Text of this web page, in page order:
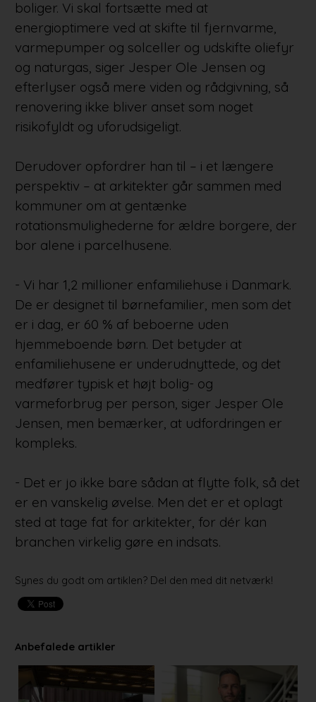
boliger. Vi skal fortsætte med at
energioptimere ved at skifte til fjernvarme,
varmepumper og solceller og udskifte oliefyr
og naturgas, siger Jesper Ole Jensen og
efterlyser også mere viden og rådgivning, så
renovering ikke bliver anset som noget
risikofyldt og uforudsigeligt.
Derudover opfordrer han til – i et længere
perspektiv – at arkitekter går sammen med
kommuner om at gentænke
rotationsmulighederne for ældre borgere, der
bor alene i parcelhusene.
- Vi har 1,2 millioner enfamiliehuse i Danmark.
De er designet til børnefamilier, men som det
er i dag, er 60 % af beboerne uden
hjemmeboende børn. Det betyder at
enfamiliehusene er underudnyttede, og det
medfører typisk et højt bolig- og
varmeforbrug per person, siger Jesper Ole
Jensen, men bemærker, at udfordringen er
kompleks.
- Det er jo ikke bare sådan at flytte folk, så det
er en vanskelig øvelse. Men det er et oplagt
sted at tage fat for arkitekter, for dér kan
branchen virkelig gøre en indsats.
Synes du godt om artiklen? Del den med dit netværk!
Anbefalede artikler